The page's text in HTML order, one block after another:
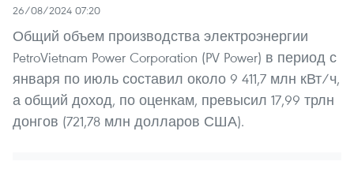
26/08/2024 07:20
Общий объем производства электроэнергии
PetroVietnam Power Corporation (PV Power) в период с
января по июль составил около 9 411,7 млн кВт/ч,
а общий доход, по оценкам, превысил 17,99 трлн
донгов (721,78 млн долларов США).